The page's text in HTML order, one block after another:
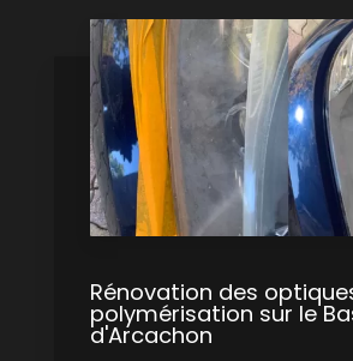
Rénovation des
polymérisation sur le
d'Arcachon